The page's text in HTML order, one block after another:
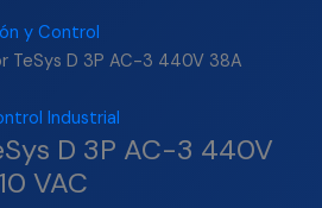
y Control
TeSys D 3P AC-3 440V 38A
Industrial
D 3P AC-3 440V
VAC